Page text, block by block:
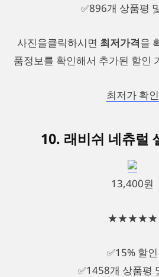
✅896개 상품평
사진을클릭하시면 최저가격을
품정보를 확인해서 추가된 할인
최저가 확인
10. 래비쉬 네츄럴
13,400원
★★★★★
✅15% 할인
✅1458개 상품평